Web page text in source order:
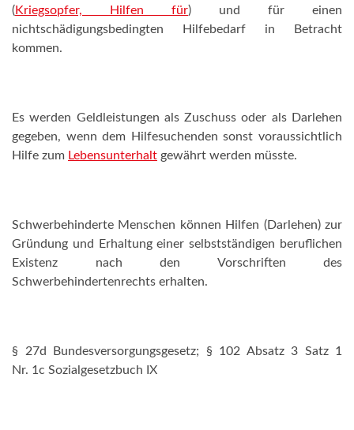
(Kriegsopfer, Hilfen für) und für einen
nichtschädigungsbedingten Hilfebedarf in Betracht
kommen.
Es werden Geldleistungen als Zuschuss oder als Darlehen
gegeben, wenn dem Hilfesuchenden sonst voraussichtlich
Hilfe zum Lebensunterhalt gewährt werden müsste.
Schwerbehinderte Menschen können Hilfen (Darlehen) zur
Gründung und Erhaltung einer selbstständigen beruflichen
Existenz nach den Vorschriften des
Schwerbehindertenrechts erhalten.
§ 27d Bundesversorgungsgesetz; § 102 Absatz 3 Satz 1
Nr. 1c Sozialgesetzbuch IX